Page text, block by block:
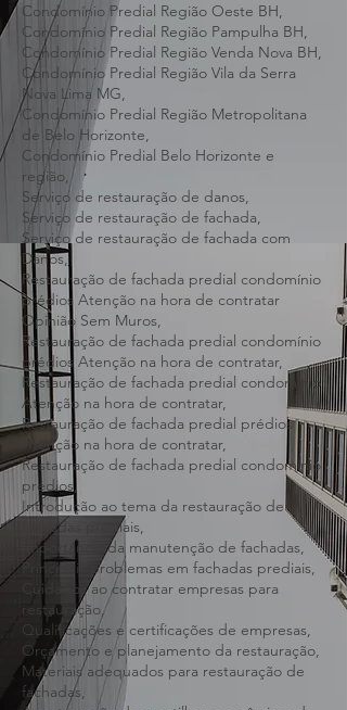
Condomínio Predial Região Noroeste BH,
Condomínio Predial Região Norte BH,
Condomínio Predial Região Oeste BH,
Condomínio Predial Região Pampulha BH,
Condomínio Predial Região Venda Nova BH,
Condomínio Predial Região Vila da Serra
Nova Lima MG,
Condomínio Predial Região Metropolitana
de Belo Horizonte,
Condomínio Predial Belo Horizonte e
região,
Serviço de restauração de danos,
Serviço de restauração de fachada,
Serviço de restauração de fachada com
Danos,
Restauração de fachada predial condomínio
prédios Atenção na hora de contratar
Opinião Sem Muros,
Restauração de fachada predial condomínio
prédios Atenção na hora de contratar,
Restauração de fachada predial condomínio
Atenção na hora de contratar,
Restauração de fachada predial prédios
Atenção na hora de contratar,
Restauração de fachada predial condomínio
prédios,
Introdução ao tema da restauração de
fachadas prediais,
Importância da manutenção de fachadas,
Principais problemas em fachadas prediais,
Cuidados ao contratar empresas para
restauração,
Qualificações e certificações de empresas,
Orçamento e planejamento da restauração,
Materiais adequados para restauração de